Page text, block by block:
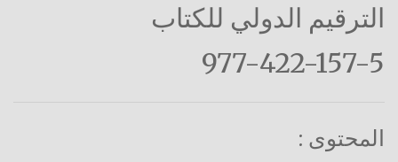
الترقيم الدولي للكتاب
977-422-157-5
المحتوى :